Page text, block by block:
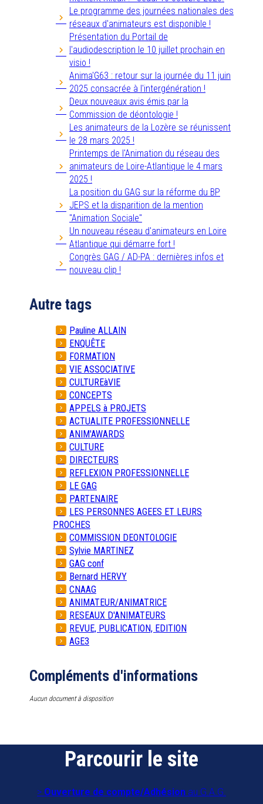
Le programme des journées nationales des
réseaux d'animateurs est disponible !
Présentation du Portail de
l'audiodescription le 10 juillet prochain en
visio !
Anima'G63 : retour sur la journée du 11 juin
2025 consacrée à l'intergénération !
Deux nouveaux avis émis par la
Commission de déontologie !
Les animateurs de la Lozère se réunissent
le 28 mars 2025 !
Printemps de l'Animation du réseau des
animateurs de Loire-Atlantique le 4 mars
2025 !
La position du GAG sur la réforme du BP
JEPS et la disparition de la mention
"Animation Sociale"
Un nouveau réseau d'animateurs en Loire
Atlantique qui démarre fort !
Congrès GAG / AD-PA : dernières infos et
nouveau clip !
Autre tags
Pauline ALLAIN
ENQUÊTE
FORMATION
VIE ASSOCIATIVE
CULTUREàVIE
CONCEPTS
APPELS à PROJETS
ACTUALITE PROFESSIONNELLE
ANIM'AWARDS
CULTURE
DIRECTEURS
REFLEXION PROFESSIONNELLE
LE GAG
PARTENAIRE
LES PERSONNES AGEES ET LEURS
PROCHES
COMMISSION DEONTOLOGIE
Sylvie MARTINEZ
GAG conf
Bernard HERVY
CNAAG
ANIMATEUR/ANIMATRICE
RESEAUX D'ANIMATEURS
REVUE, PUBLICATION, EDITION
AGE3
Compléments d'informations
Aucun document à disposition
Parcourir le site
Ouverture de compte/Adhésion au G.A.G.